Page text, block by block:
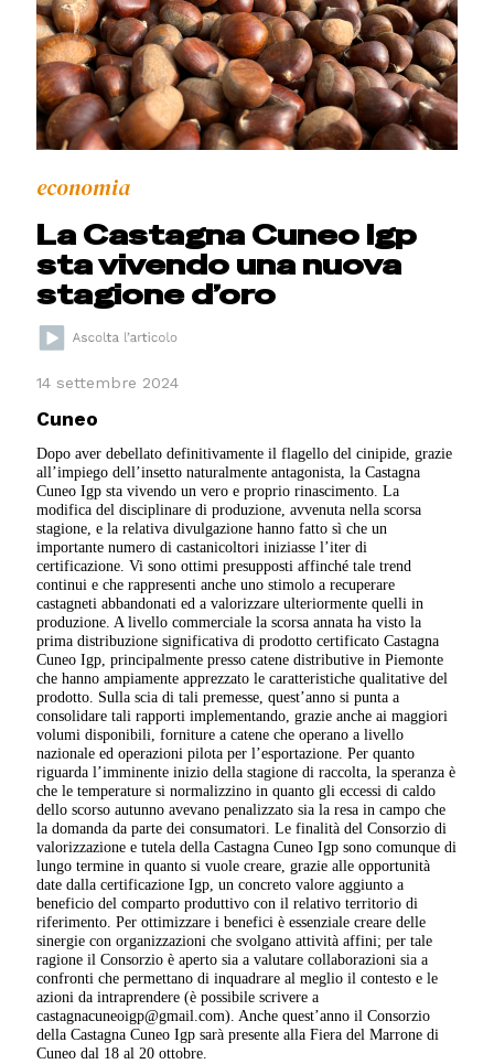
economia
La Castagna Cuneo Igp
sta vivendo una nuova
stagione d’oro
14 settembre 2024
Cuneo
Dopo aver debellato definitivamente il flagello del cinipide, grazie
all’impiego dell’insetto naturalmente antagonista, la Castagna
Cuneo Igp sta vivendo un vero e proprio rinascimento. La
modifica del disciplinare di produzione, avvenuta nella scorsa
stagione, e la relativa divulgazione hanno fatto sì che un
importante numero di castanicoltori iniziasse l’iter di
certificazione. Vi sono ottimi presupposti affinché tale trend
continui e che rappresenti anche uno stimolo a recuperare
castagneti abbandonati ed a valorizzare ulteriormente quelli in
produzione. A livello commerciale la scorsa annata ha visto la
prima distribuzione significativa di prodotto certificato Castagna
Cuneo Igp, principalmente presso catene distributive in Piemonte
che hanno ampiamente apprezzato le caratteristiche qualitative del
prodotto. Sulla scia di tali premesse, quest’anno si punta a
consolidare tali rapporti implementando, grazie anche ai maggiori
volumi disponibili, forniture a catene che operano a livello
nazionale ed operazioni pilota per l’esportazione. Per quanto
riguarda l’imminente inizio della stagione di raccolta, la speranza è
che le temperature si normalizzino in quanto gli eccessi di caldo
dello scorso autunno avevano penalizzato sia la resa in campo che
la domanda da parte dei consumatori. Le finalità del Consorzio di
valorizzazione e tutela della Castagna Cuneo Igp sono comunque di
lungo termine in quanto si vuole creare, grazie alle opportunità
date dalla certificazione Igp, un concreto valore aggiunto a
beneficio del comparto produttivo con il relativo territorio di
riferimento. Per ottimizzare i benefici è essenziale creare delle
sinergie con organizzazioni che svolgano attività affini; per tale
ragione il Consorzio è aperto sia a valutare collaborazioni sia a
confronti che permettano di inquadrare al meglio il contesto e le
azioni da intraprendere (è possibile scrivere a
castagnacuneoigp@gmail.com). Anche quest’anno il Consorzio
della Castagna Cuneo Igp sarà presente alla Fiera del Marrone di
Cuneo dal 18 al 20 ottobre.